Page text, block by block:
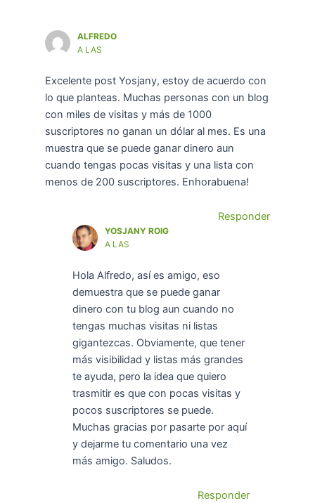
ALFREDO
A LAS
Excelente post Yosjany, estoy de acuerdo con
lo que planteas. Muchas personas con un blog
con miles de visitas y más de 1000
suscriptores no ganan un dólar al mes. Es una
muestra que se puede ganar dinero aun
cuando tengas pocas visitas y una lista con
menos de 200 suscriptores. Enhorabuena!
Responder
YOSJANY ROIG
A LAS
Hola Alfredo, así es amigo, eso
demuestra que se puede ganar
dinero con tu blog aun cuando no
tengas muchas visitas ni listas
gigantezcas. Obviamente, que tener
más visibilidad y listas más grandes
te ayuda, pero la idea que quiero
trasmitir es que con pocas visitas y
pocos suscriptores se puede.
Muchas gracias por pasarte por aquí
y dejarme tu comentario una vez
más amigo. Saludos.
Responder